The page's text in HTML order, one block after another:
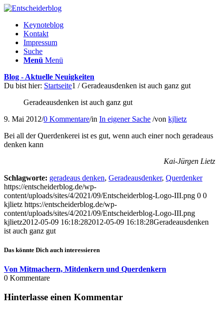
Keynoteblog
Kontakt
Impressum
Suche
Menü Menü
Blog - Aktuelle Neuigkeiten
Du bist hier: Startseite1 / Geradeausdenken ist auch ganz gut
Geradeausdenken ist auch ganz gut
9. Mai 2012/0 Kommentare/in In eigener Sache /von kjlietz
Bei all der Querdenkerei ist es gut, wenn auch einer noch geradeaus
denken kann
Kai-Jürgen Lietz
Schlagworte: geradeaus denken, Geradeausdenker, Querdenker
https://entscheiderblog.de/wp-
content/uploads/sites/4/2021/09/Entscheiderblog-Logo-III.png 0 0
kjlietz https://entscheiderblog.de/wp-
content/uploads/sites/4/2021/09/Entscheiderblog-Logo-III.png
kjlietz2012-05-09 16:18:282012-05-09 16:18:28Geradeausdenken
ist auch ganz gut
Das könnte Dich auch interessieren
Von Mitmachern, Mitdenkern und Querdenkern
0 Kommentare
Hinterlasse einen Kommentar